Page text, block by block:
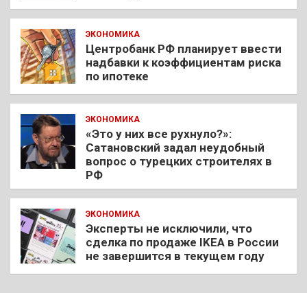
ЭКОНОМИКА
Центробанк РФ планирует ввести
надбавки к коэффициентам риска
по ипотеке
ЭКОНОМИКА
«Это у них все рухнуло?»:
Сатановский задал неудобный
вопрос о турецких строителях в
РФ
ЭКОНОМИКА
Эксперты не исключили, что
сделка по продаже IKEA в России
не завершится в текущем году